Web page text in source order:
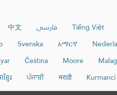
中文 فارسی Tiếng Việt
Svenska አማርኛ
Čeština Moore
មែរ ਪੰਜਾਬੀ मराठी Kurmancî